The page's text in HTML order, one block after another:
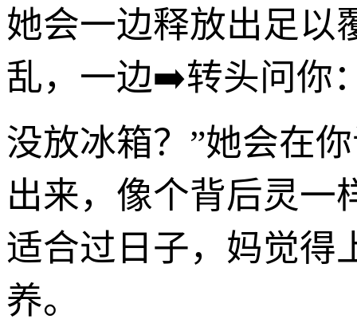
她会一边释放出足以
乱，一边➡️转头问你
没放冰箱？”她会在
出来，像个背后灵一
适合过日子，妈觉得
养。